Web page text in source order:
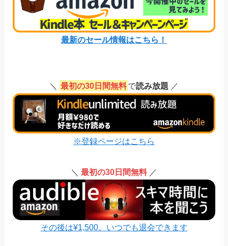
最新のセール情報はこちら！
＼ 最初の30日間無料で読み放題 ／
※登録ページはこちら
＼ 最初の30日間無料／
その後は¥1,500。いつでも退会できます